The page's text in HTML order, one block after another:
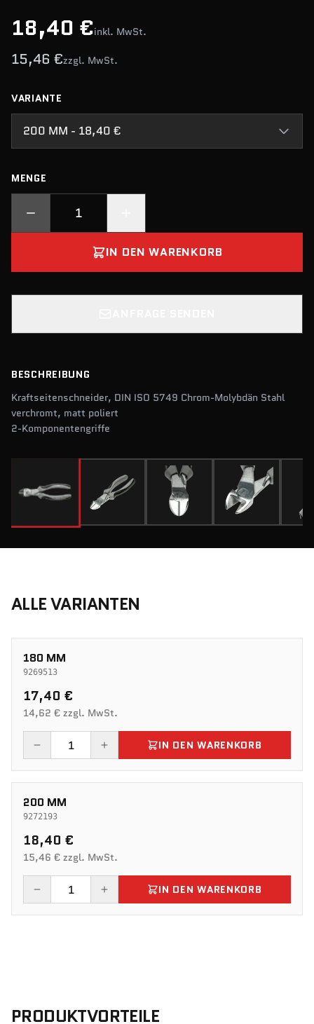
18,40 €inkl. MwSt.
15,46 €zzgl. MwSt.
VARIANTE
200 MM - 18,40 €
MENGE
IN DEN WARENKORB
BESCHREIBUNG
Kraftseitenschneider, DIN ISO 5749 Chrom-Molybdän Stahl
verchromt, matt poliert
2-Komponentengriffe
ALLE VARIANTEN
180 MM
9269513
17,40 €
14,62 € zzgl. MwSt.
IN DEN WARENKORB
200 MM
9272193
18,40 €
15,46 € zzgl. MwSt.
IN DEN WARENKORB
PRODUKTVORTEILE